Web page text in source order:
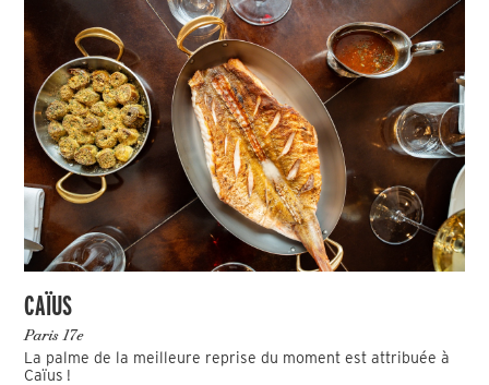
CAÏUS
Paris 17e
La palme de la meilleure reprise du moment est attribuée à
Caïus !